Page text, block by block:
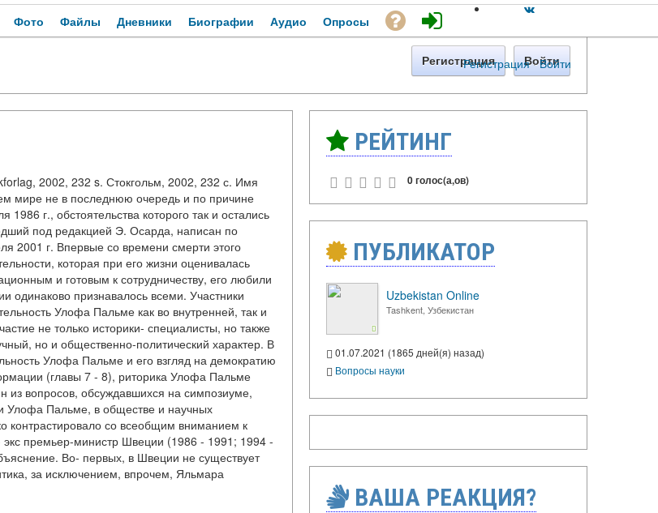
Регистрация · Войти
Фото Файлы Дневники Биографии Аудио Опросы
Регистрация Войти
2002, 232 s. Стокгольм, 2002, 232 с. Имя
мире не в последнюю очередь и по причине
г., обстоятельства которого так и остались
под редакцией Э. Осарда, написан по
2001 г. Впервые со времени смерти этого
которая при его жизни оценивалась
и готовым к сотрудничеству, его любили
одинаково признавалось всеми. Участники
Улофа Пальме как во внутренней, так и
не только историки- специалисты, но также
но и общественно-политический характер. В
Улофа Пальме и его взгляд на демократию
(главы 7 - 8), риторика Улофа Пальме
вопросов, обсуждавшихся на симпозиуме,
Улофа Пальме, в обществе и научных
контрастировало со всеобщим вниманием к
премьер-министр Швеции (1986 - 1991; 1994 -
Во- первых, в Швеции не существует
за исключением, впрочем, Яльмара
РЕЙТИНГ
0 голос(а,ов)
ПУБЛИКАТОР
Uzbekistan Online
Tashkent, Узбекистан
01.07.2021 (1865 дней(я) назад)
Вопросы науки
ВАША РЕАКЦИЯ?